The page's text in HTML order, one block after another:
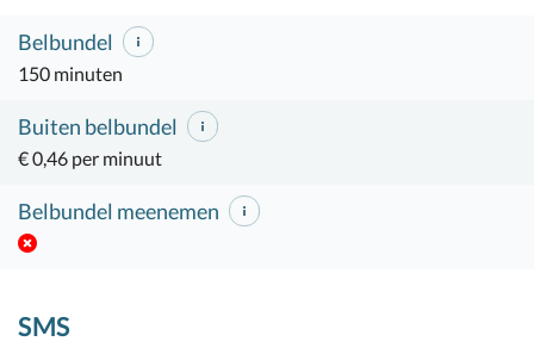
Belbundel
150 minuten
Buiten belbundel
€ 0,46 per minuut
Belbundel meenemen
SMS